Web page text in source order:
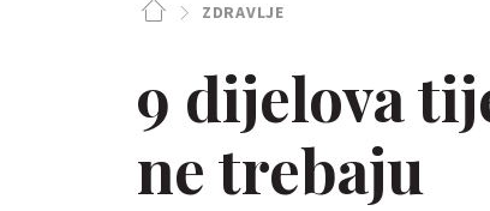
ZDRAVLJE
9 dijelova
ne trebaju